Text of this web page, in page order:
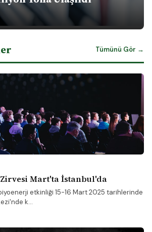
Tümünü Gör →
Mart'ta İstanbul'da
etkinliği 15-16 Mart 2025 tarihlerinde
k...